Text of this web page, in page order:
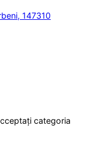
147310
categoria